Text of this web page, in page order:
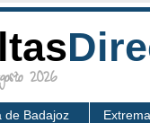
2026
de Badajoz